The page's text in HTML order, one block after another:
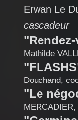
Erwan Le
cascadeur
Mathilde
Douchand,
"Le